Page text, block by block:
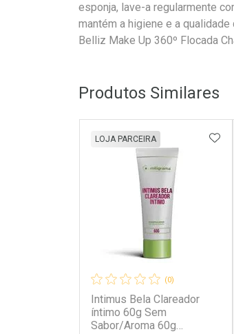
esponja, lave-a regularmente
mantém a higiene e a
Belliz Make Up 360º Flocada
Produtos Similares
(0)
Intimus Bela Clareador
íntimo 60g Sem
Sabor/Aroma 60g
LOJA PARCEIRA